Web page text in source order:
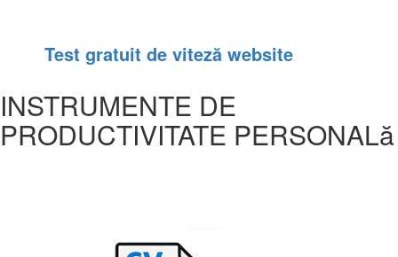
Test gratuit de viteză website
INSTRUMENTE DE
PRODUCTIVITATE PERSONALă